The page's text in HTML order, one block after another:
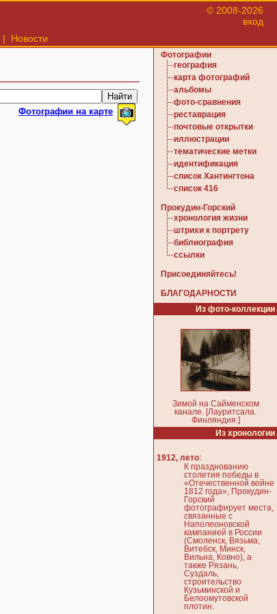
© 2008-2026
вход
| Новости
Фотографии на карте
Фотографии
география
карта фотографий
альбомы
фото-сравнения
реставрация
почтовые открытки
иллюстрации
тематические метки
идентификация
список Хантингтона
список 416
Прокудин-Горский
хронология жизни
штрихи к портрету
библиография
ссылки
Присоединяйтесь!
БЛАГОДАРНОСТИ
Из фото-коллекции
Зимой на Сайменском
канале. [Лауритсала.
Финляндия.]
Из хронологии
1912, лето:
К празднованию
столетия победы в
«Отечественной войне
1812 года», Прокудин-
Горский
фотографирует места,
связанные с
Наполеоновской
кампанией в России
(Смоленск, Вязьма,
Витебск, Минск,
Вильна, Ковно), а
также Рязань,
Суздаль,
строительство
Кузьминской и
Белоомутовской
плотин.